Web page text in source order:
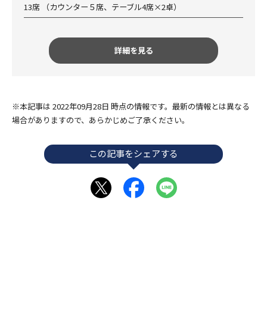
13席 （カウンター５席、テーブル4席×2卓）
詳細を見る
※本記事は 2022年09月28日 時点の情報です。最新の情報とは異なる
場合がありますので、あらかじめご了承ください。
この記事をシェアする